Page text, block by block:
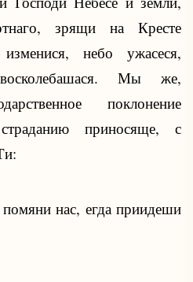
зрящи на Кресте
небо ужасеся,
Мы же,
поклонение
приносяще, с
нас, егда приидеши